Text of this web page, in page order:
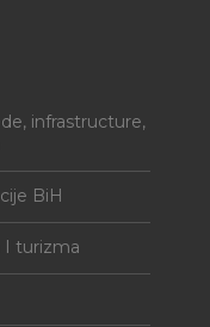
infrastructure,
BiH
I turizma